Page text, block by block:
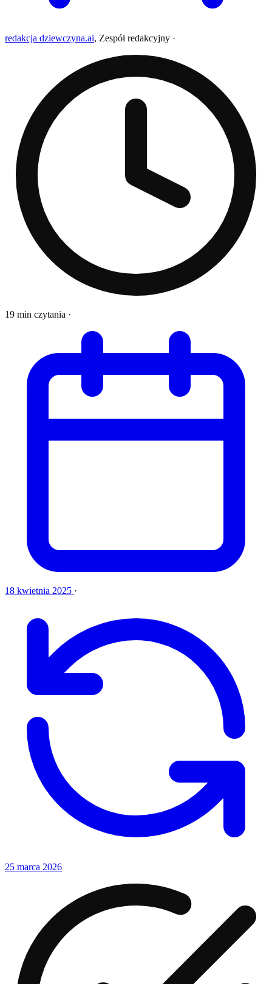
redakcja dziewczyna.ai, Zespół redakcyjny ·
19 min czytania ·
18 kwietnia 2025 ·
25 marca 2026